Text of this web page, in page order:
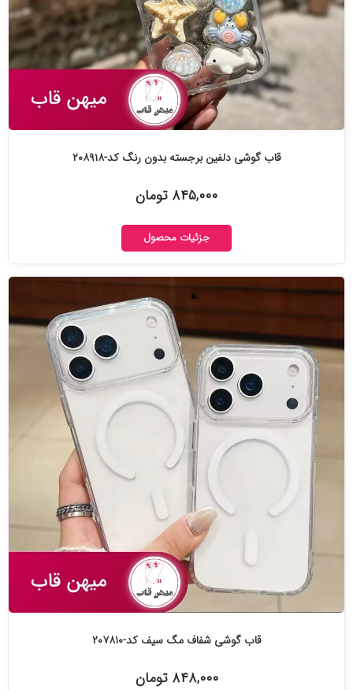
قاب گوشی دلفین برجسته بدون رنگ کد-۲۰۸۹۱۸
۸۴۵,۰۰۰ تومان
جزئیات محصول
قاب گوشی شفاف مگ سیف کد-۲۰۷۸۱۰
۸۴۸,۰۰۰ تومان